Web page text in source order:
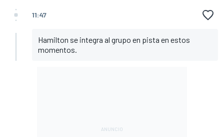
11:47
Hamilton se integra al grupo en pista en estos
momentos.